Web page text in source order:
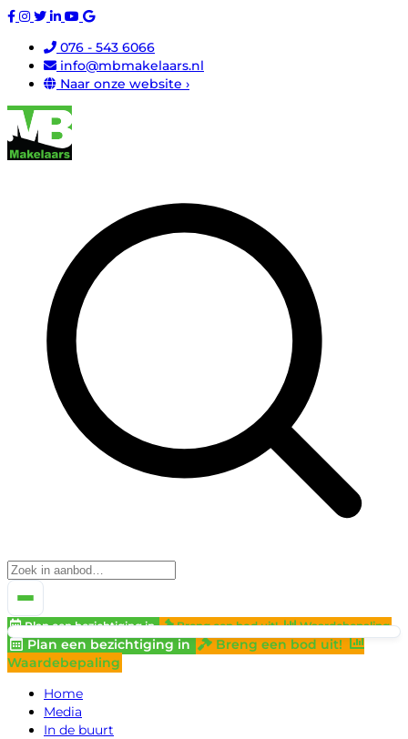
076 - 543 6066
info@mbmakelaars.nl
Naar onze website ›
Plan een bezichtiging in Breng een bod uit! Waardebepaling
Plan een bezichtiging in
Breng een bod uit!
Waardebepaling
Home
Media
In de buurt